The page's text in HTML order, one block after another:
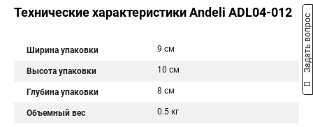
Технические характеристики Andeli ADL04-012
Ширина упаковки 9 см
Высота упаковки 10 см
Глубина упаковки 8 см
Объемный вес 0.5 кг
Задать вопрос